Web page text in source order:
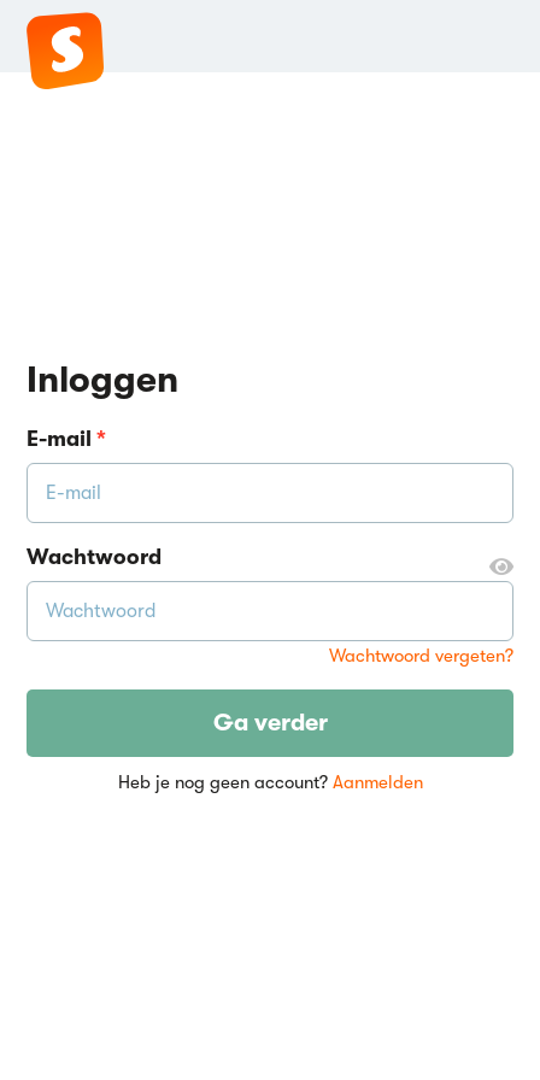
Inloggen
E-mail*
Wachtwoord
Wachtwoord vergeten?
Ga verder
Heb je nog geen account? Aanmelden